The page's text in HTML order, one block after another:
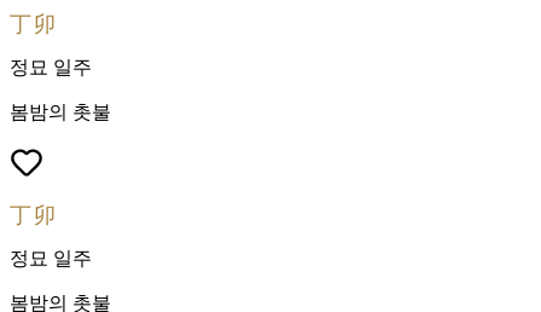
丁卯
정묘 일주
봄밤의 촛불
丁卯
정묘 일주
봄밤의 촛불